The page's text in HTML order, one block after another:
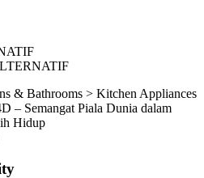
& Bathrooms > Kitchen Appliances
– Semangat Piala Dunia dalam
Hidup